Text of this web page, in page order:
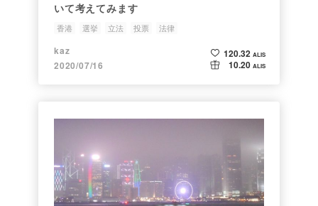
いて考えてみます
香港 選挙 立法 投票 法律
kaz
2020/07/16
120.32 ALIS
10.20 ALIS